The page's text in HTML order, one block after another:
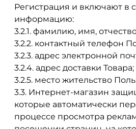
Регистрация и включают в
информацию:
3.2.1. фамилию, имя,
3.2.2. контактный телефон
3.2.3. адрес электронной
3.2.4. адрес доставки Товара;
3.2.5. место жительство
3.3. Интернет-магазин
которые автоматически
процессе просмотра